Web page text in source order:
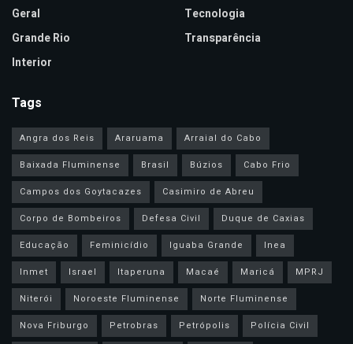
Geral
Grande Rio
Interior
Tecnologia
Transparência
Tags
Angra dos Reis Araruama
Arraial do Cabo
Baixada Fluminense
Brasil Búzios
Cabo Frio
Campos dos Goytacazes
Casimiro de Abreu
Corpo de Bombeiros
Defesa Civil
Duque de Caxias
Educação
Feminicídio Iguaba Grande
Inea
Inmet
Israel Itaperuna Macaé Maricá
MPRJ
Niterói
Noroeste Fluminense
Norte Fluminense
Nova Friburgo
Petrobras Petrópolis
Polícia Civil